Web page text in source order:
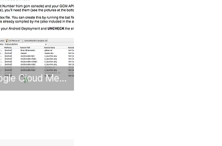
[XE5] Google Cloud Messaging in Delphi XE5?